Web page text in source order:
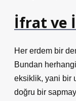
İfrat ve
Her erdem bir
Bundan
eksiklik, yani bir
doğru bir